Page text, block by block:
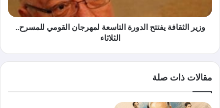
وزير الثقافة يفتتح الدورة التاسعة لمهرجان القومي للمسرح..
الثلاثاء
مقالات ذات صلة